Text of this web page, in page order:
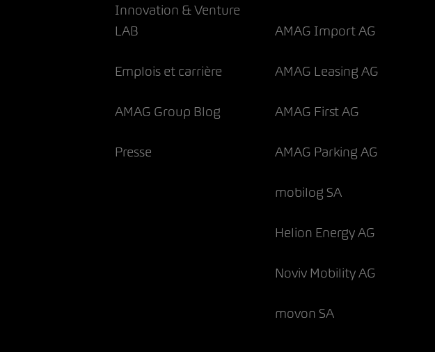
Innovation & Venture
LAB
Emplois et carrière
AMAG Group Blog
Presse
AMAG Import AG
AMAG Leasing AG
AMAG First AG
AMAG Parking AG
mobilog SA
Helion Energy AG
Noviv Mobility AG
movon SA